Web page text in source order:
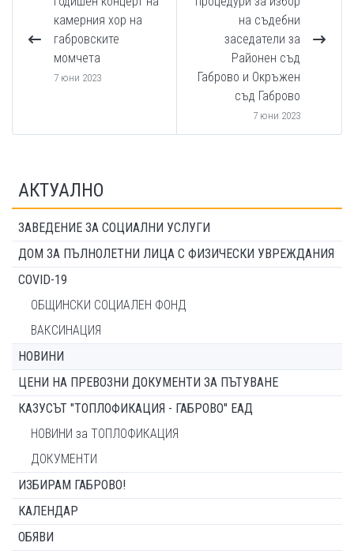
камерния хор на
габровските
момчета
7 юни 2023
на съдебни
заседатели за
Районен съд
Габрово и Окръжен
съд Габрово
7 юни 2023
АКТУАЛНО
ЗАВЕДЕНИЕ ЗА СОЦИАЛНИ УСЛУГИ
ДОМ ЗА ПЪЛНОЛЕТНИ ЛИЦА С ФИЗИЧЕСКИ УВРЕЖДАНИЯ
COVID-19
ОБЩИНСКИ СОЦИАЛЕН ФОНД
ВАКСИНАЦИЯ
НОВИНИ
ЦЕНИ НА ПРЕВОЗНИ ДОКУМЕНТИ ЗА ПЪТУВАНЕ
КАЗУСЪТ "ТОПЛОФИКАЦИЯ - ГАБРОВО" ЕАД
НОВИНИ за ТОПЛОФИКАЦИЯ
ДОКУМЕНТИ
ИЗБИРАМ ГАБРОВО!
КАЛЕНДАР
ОБЯВИ